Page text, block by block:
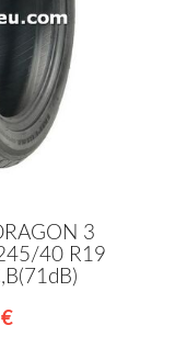
3
40 R19